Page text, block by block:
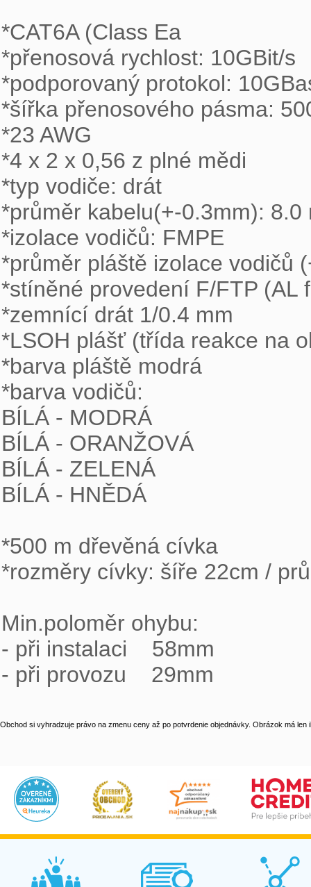
*CAT6A (Class Ea
*přenosová rychlost: 10GBit/s
*podporovaný protokol:
*šířka přenosového pásma:
*23 AWG
*4 x 2 x 0,56 z plné mědi
*typ vodiče: drát
*průměr kabelu(+-0.3mm): 8.0
*izolace vodičů: FMPE
*průměr pláště izolace vodičů
*stíněné provedení F/FTP (AL
*zemnící drát 1/0.4 mm
*LSOH plášť (třída reakce na
*barva pláště modrá
*barva vodičů:
BÍLÁ - MODRÁ
BÍLÁ - ORANŽOVÁ
BÍLÁ - ZELENÁ
BÍLÁ - HNĚDÁ
*500 m dřevěná cívka
*rozměry cívky: šíře 22cm /
Min.poloměr ohybu:
- při instalaci    58mm
- při provozu    29mm
Obchod si vyhradzuje právo na zmenu ceny až po potvrdenie objednávky. Obrázok má len